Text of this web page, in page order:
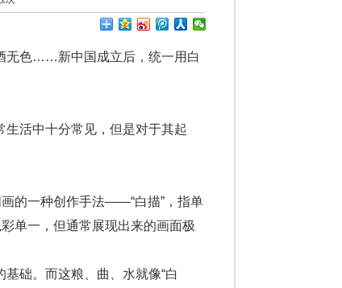
无色……新中国成立后，统一用白
活中十分常见，但是对于其起
的一种创作手法——“白描”，指单
单一，但通常展现出来的画面极
础。而这粮、曲、水就像“白